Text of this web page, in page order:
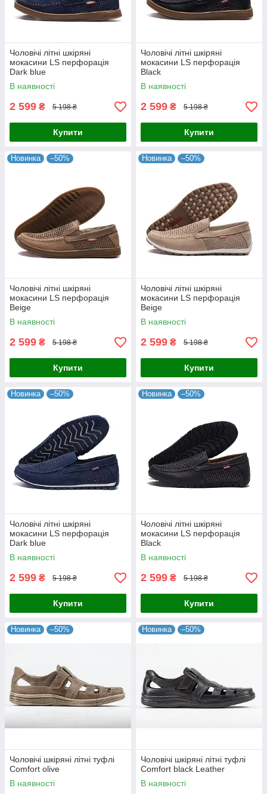
Чоловічі літні шкіряні
мокасини LS перфорація
Dark blue
В наявності
2 599 ₴ 5 198 ₴
Купити
Чоловічі літні шкіряні
мокасини LS перфорація
Black
В наявності
2 599 ₴ 5 198 ₴
Купити
Новинка –50%
Чоловічі літні шкіряні
мокасини LS перфорація
Beige
В наявності
2 599 ₴ 5 198 ₴
Купити
Новинка –50%
Чоловічі літні шкіряні
мокасини LS перфорація
Beige
В наявності
2 599 ₴ 5 198 ₴
Купити
Новинка –50%
Чоловічі літні шкіряні
мокасини LS перфорація
Dark blue
В наявності
2 599 ₴ 5 198 ₴
Купити
Новинка –50%
Чоловічі літні шкіряні
мокасини LS перфорація
Black
В наявності
2 599 ₴ 5 198 ₴
Купити
Новинка –50%
Чоловічі шкіряні літні туфлі
Comfort olive
В наявності
Новинка –50%
Чоловічі шкіряні літні туфлі
Comfort black Leather
В наявності